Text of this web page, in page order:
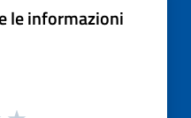
le informazioni